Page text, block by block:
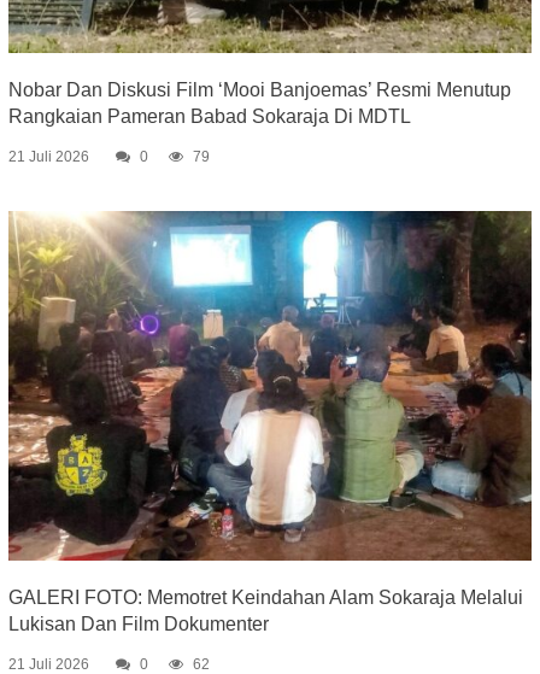
Nobar Dan Diskusi Film ‘Mooi Banjoemas’ Resmi Menutup
Rangkaian Pameran Babad Sokaraja Di MDTL
21 Juli 2026 0 79
GALERI FOTO: Memotret Keindahan Alam Sokaraja Melalui
Lukisan Dan Film Dokumenter
21 Juli 2026 0 62